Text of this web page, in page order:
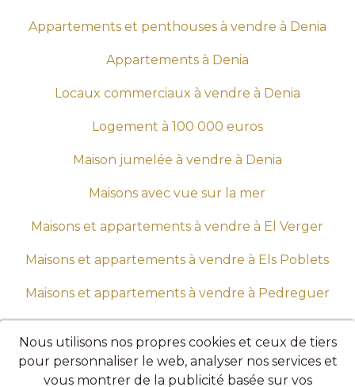
Appartements et penthouses à vendre à Denia
Appartements à Denia
Locaux commerciaux à vendre à Denia
Logement à 100 000 euros
Maison jumelée à vendre à Denia
Maisons avec vue sur la mer
Maisons et appartements à vendre à El Verger
Maisons et appartements à vendre à Els Poblets
Maisons et appartements à vendre à Pedreguer
Maisons à vendre à Costa Blanca
Nous utilisons nos propres cookies et ceux de tiers
pour personnaliser le web, analyser nos services et
vous montrer de la publicité basée sur vos